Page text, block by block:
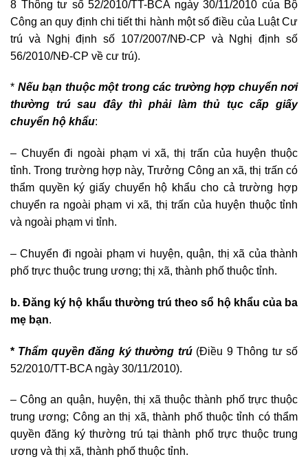
8 Thông tư số 52/2010/TT-BCA ngày 30/11/2010 của Bộ
Công an quy định chi tiết thi hành một số điều của Luật Cư
trú và Nghị định số 107/2007/NĐ-CP và Nghị định số
56/2010/NĐ-CP về cư trú).
* Nếu bạn thuộc một trong các trường hợp chuyển nơi
thường trú sau đây thì phải làm thủ tục cấp giấy
chuyển hộ khẩu:
– Chuyển đi ngoài phạm vi xã, thị trấn của huyện thuộc
tỉnh. Trong trường hợp này, Trưởng Công an xã, thị trấn có
thẩm quyền ký giấy chuyển hộ khẩu cho cả trường hợp
chuyển ra ngoài phạm vi xã, thị trấn của huyện thuộc tỉnh
và ngoài phạm vi tỉnh.
– Chuyển đi ngoài phạm vi huyện, quận, thị xã của thành
phố trực thuộc trung ương; thị xã, thành phố thuộc tỉnh.
b. Đăng ký hộ khẩu thường trú theo sổ hộ khẩu của ba
mẹ bạn.
* Thẩm quyền đăng ký thường trú (Điều 9 Thông tư số
52/2010/TT-BCA ngày 30/11/2010).
– Công an quận, huyện, thị xã thuộc thành phố trực thuộc
trung ương; Công an thị xã, thành phố thuộc tỉnh có thẩm
quyền đăng ký thường trú tại thành phố trực thuộc trung
ương và thị xã, thành phố thuộc tỉnh.